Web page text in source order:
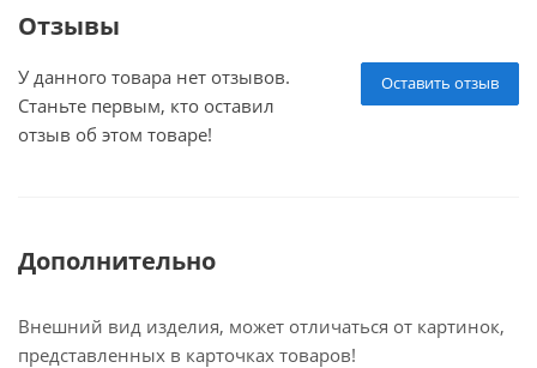
Отзывы
Оставить отзыв
У данного товара нет отзывов.
Станьте первым, кто оставил
отзыв об этом товаре!
Дополнительно
Внешний вид изделия, может отличаться от картинок,
представленных в карточках товаров!